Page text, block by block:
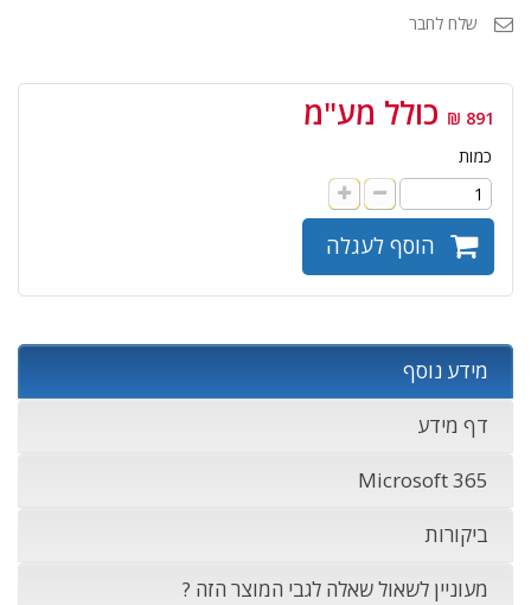
שלח לחבר
891 ₪ כולל מע"מ
כמות
הוסף לעגלה
מידע נוסף
דף מידע
Microsoft 365
ביקורות
מעוניין לשאול שאלה לגבי המוצר הזה ?